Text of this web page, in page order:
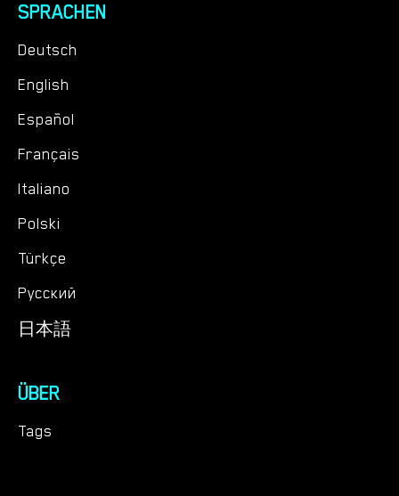
SPRACHEN
Deutsch
English
Español
Français
Italiano
Polski
Türkçe
Русский
日本語
ÜBER
Tags